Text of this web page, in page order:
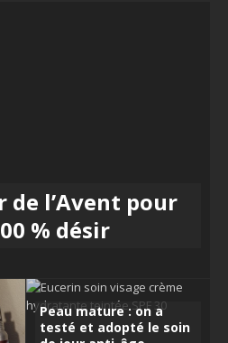
de l’Avent pour
% désir
Peau mature : on a
testé et adopté le soin